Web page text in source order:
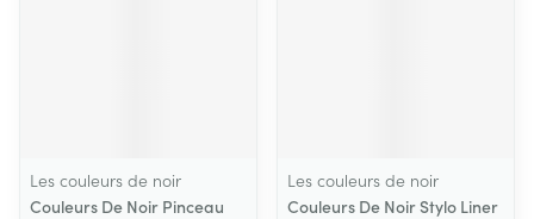
Les couleurs de noir
Couleurs De Noir Pinceau
Les couleurs de noir
Couleurs De Noir Stylo Liner